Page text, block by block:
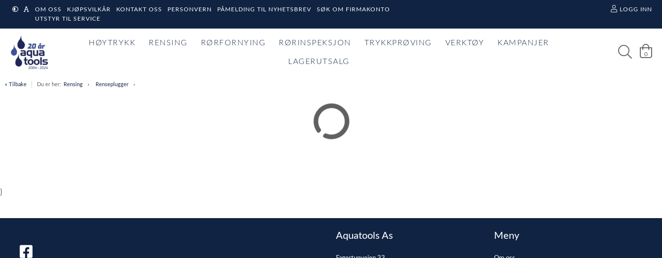
OM OSS KJØPSVILKÅR KONTAKT OSS PERSONVERN PÅMELDING TIL NYHETSBREV
SØK OM FIRMAKONTO
UTSTYR TIL SERVICE
LOGG INN
HØYTRYKK RENSING RØRFORNYING RØRINSPEKSJON TRYKKPRØVING VERKTØY KAMPANJER
LAGERUTSALG
0
« Tilbake Du er her: Rensing Renseplugger
}
Aquatools As Meny